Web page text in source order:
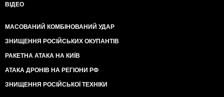
ВІДЕО
МАСОВАНИЙ КОМБІНОВАНИЙ УДАР
ЗНИЩЕННЯ РОСІЙСЬКИХ ОКУПАНТІВ
РАКЕТНА АТАКА НА КИЇВ
АТАКА ДРОНІВ НА РЕГІОНИ РФ
ЗНИЩЕННЯ РОСІЙСЬКОЇ ТЕХНІКИ